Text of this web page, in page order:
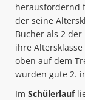
herausfordernd
der seine
Bucher als 2
ihre Altersklasse
oben auf dem
wurden gute 2.
Im Schülerlauf